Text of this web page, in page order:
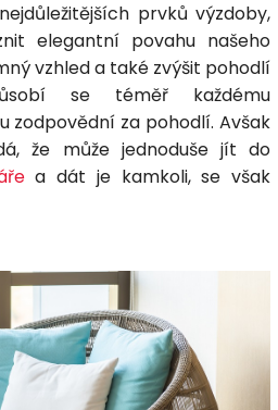
prvků výzdoby,
elegantní povahu našeho
vzhled a také zvýšit pohodlí
se téměř každému
zodpovědní za pohodlí. Avšak
že může jednoduše jít do
a dát je kamkoli, se však